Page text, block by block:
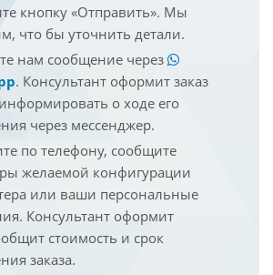
кнопку «Отправить». Мы
что бы уточнить детали.
нам сообщение через
. Консультант оформит заказ
о ходе его
через мессенджер.
по телефону, сообщите
желаемой конфигурации
или ваши персональные
Консультант оформит
стоимость и срок
заказа.